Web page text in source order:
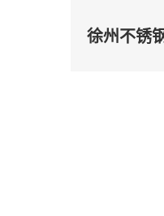
徐州不锈